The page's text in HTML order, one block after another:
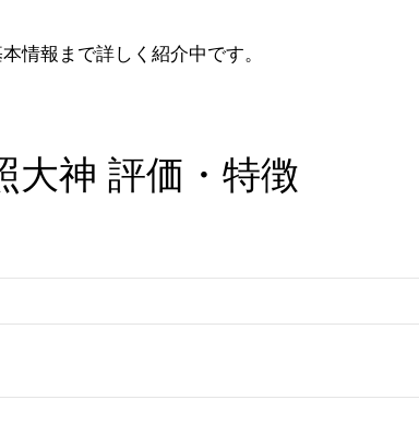
情報まで詳しく紹介中です。
大神 評価・特徴